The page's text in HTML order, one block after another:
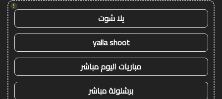
!
يلا شوت
yalla shoot
مباريات اليوم مباشر
برشلونة مباشر